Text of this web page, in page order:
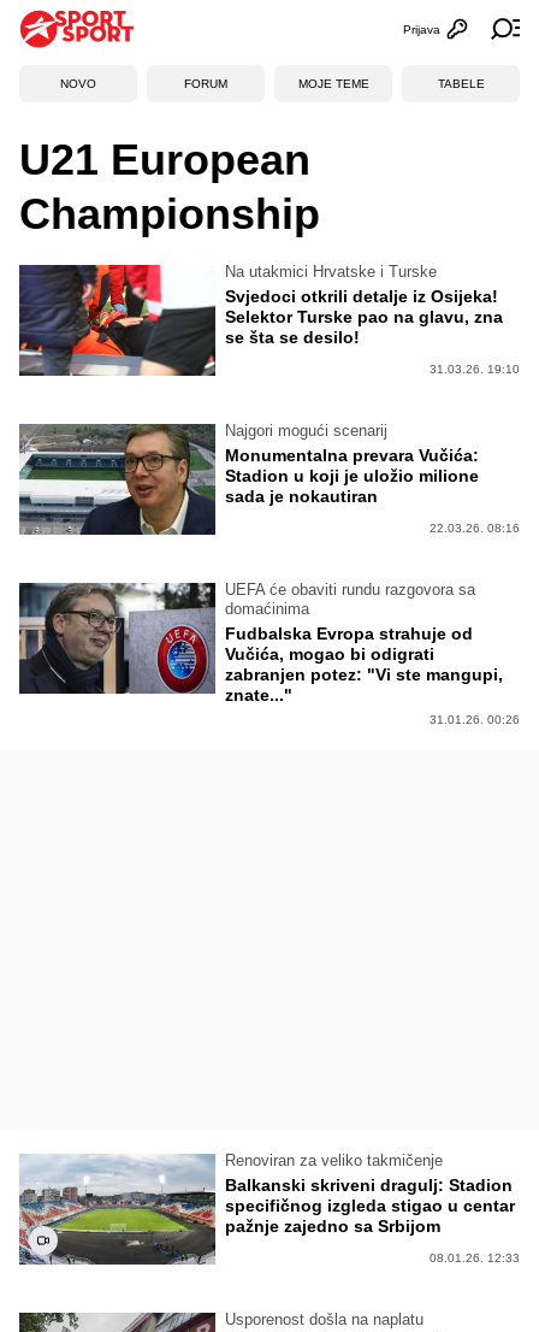
Otvori
Prijava
NOVO FORUM MOJE TEME TABELE
U21 European
Championship
Na utakmici Hrvatske i Turske
Svjedoci otkrili detalje iz Osijeka!
Selektor Turske pao na glavu, zna
se šta se desilo!
31.03.26. 19:10
Najgori mogući scenarij
Monumentalna prevara Vučića:
Stadion u koji je uložio milione
sada je nokautiran
22.03.26. 08:16
UEFA će obaviti rundu razgovora sa
domaćinima
Fudbalska Evropa strahuje od
Vučića, mogao bi odigrati
zabranjen potez: "Vi ste mangupi,
znate..."
31.01.26. 00:26
Renoviran za veliko takmičenje
Balkanski skriveni dragulj: Stadion
specifičnog izgleda stigao u centar
pažnje zajedno sa Srbijom
08.01.26. 12:33
Usporenost došla na naplatu